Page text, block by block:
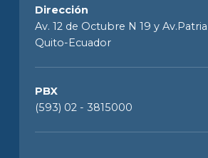
Dirección
Av. 12 de Octubre N 19 y Av.Patria
Quito-Ecuador
PBX
(593) 02 - 3815000